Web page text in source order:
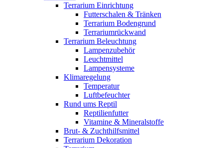
Terrarium Einrichtung
Futterschalen & Tränken
Terrarium Bodengrund
Terrariumrückwand
Terrarium Beleuchtung
Lampenzubehör
Leuchtmittel
Lampensysteme
Klimaregelung
Temperatur
Luftbefeuchter
Rund ums Reptil
Reptilienfutter
Vitamine & Mineralstoffe
Brut- & Zuchthilfsmittel
Terrarium Dekoration